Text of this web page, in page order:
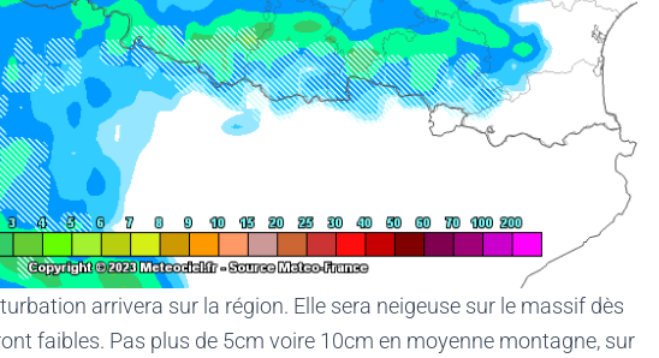
arrivera sur la région. Elle sera neigeuse sur le massif dès
faibles. Pas plus de 5cm voire 10cm en moyenne montagne, sur